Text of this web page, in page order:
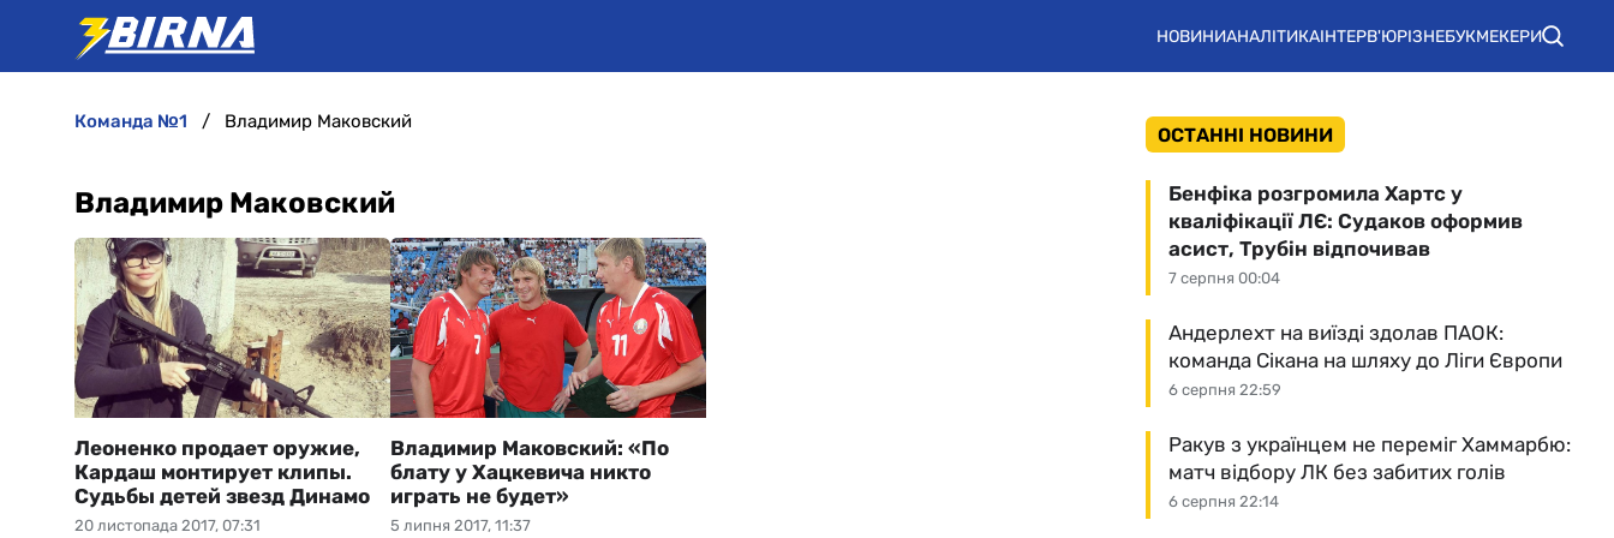
НОВИНИАНАЛІТИКАІНТЕРВ'ЮРІЗНЕБУКМЕКЕРИ
команда №1 Владимир Маковский
Владимир Маковский
20 листопада 2017, 07:31
Леоненко продает оружие,
Кардаш монтирует клипы.
Судьбы детей звезд Динамо
5 липня 2017, 11:37
Владимир Маковский: «По
блату у Хацкевича никто
играть не будет»
ОСТАННІ НОВИНИ
7 серпня 00:04
Бенфіка розгромила Хартс у
кваліфікації ЛЄ: Судаков оформив
асист, Трубін відпочивав
6 серпня 22:59
Андерлехт на виїзді здолав ПАОК:
команда Сікана на шляху до Ліги Європи
6 серпня 22:14
Ракув з українцем не переміг Хаммарбю:
матч відбору ЛК без забитих голів